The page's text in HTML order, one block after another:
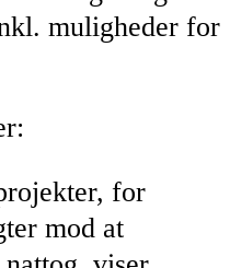
muligheder for
for
mod at